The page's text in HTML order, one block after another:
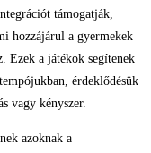
támogatják,
hozzájárul a gyermekek
Ezek a játékok segítenek
érdeklődésük
vagy kényszer.
azoknak a